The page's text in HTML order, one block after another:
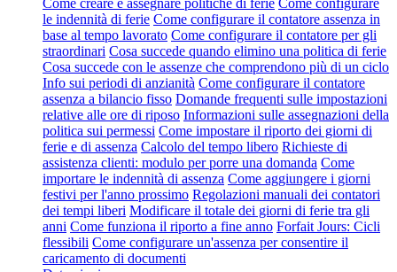
le indennità di ferie Come configurare il contatore assenza in
base al tempo lavorato Come configurare il contatore per gli
straordinari Cosa succede quando elimino una politica di ferie
Cosa succede con le assenze che comprendono più di un ciclo
Info sui periodi di anzianità Come configurare il contatore
assenza a bilancio fisso Domande frequenti sulle impostazioni
relative alle ore di riposo Informazioni sulle assegnazioni della
politica sui permessi Come impostare il riporto dei giorni di
ferie e di assenza Calcolo del tempo libero Richieste di
assistenza clienti: modulo per porre una domanda Come
importare le indennità di assenza Come aggiungere i giorni
festivi per l'anno prossimo Regolazioni manuali dei contatori
dei tempi liberi Modificare il totale dei giorni di ferie tra gli
anni Come funziona il riporto a fine anno Forfait Jours: Cicli
flessibili Come configurare un'assenza per consentire il
caricamento di documenti